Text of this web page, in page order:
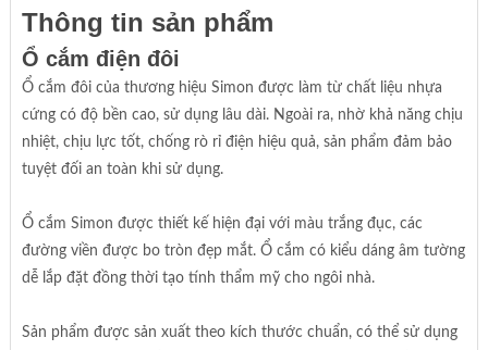
Thông tin sản phẩm
Ổ cắm điện đôi
Ổ cắm đôi của thương hiệu Simon được làm từ chất liệu nhựa
cứng có độ bền cao, sử dụng lâu dài. Ngoài ra, nhờ khả năng chịu
nhiệt, chịu lực tốt, chống rò rỉ điện hiệu quả, sản phẩm đảm bảo
tuyệt đối an toàn khi sử dụng.
Ổ cắm Simon được thiết kế hiện đại với màu trắng đục, các
đường viền được bo tròn đẹp mắt. Ổ cắm có kiểu dáng âm tường
dễ lắp đặt đồng thời tạo tính thẩm mỹ cho ngôi nhà.
Sản phẩm được sản xuất theo kích thước chuẩn, có thể sử dụng